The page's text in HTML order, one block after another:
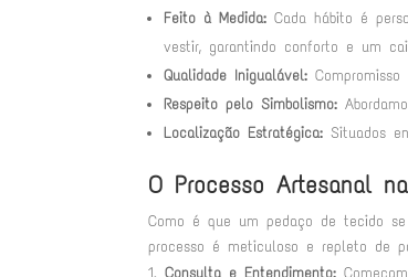
Feito à Medida: Cada hábito é
vestir, garantindo conforto e um
Qualidade Inigualável:
Respeito pelo Simbolismo:
Localização Estratégica: Situados
O Processo Artesanal
Como é que um pedaço de tecido
processo é meticuloso e repleto de
Consulta e Entendimento: